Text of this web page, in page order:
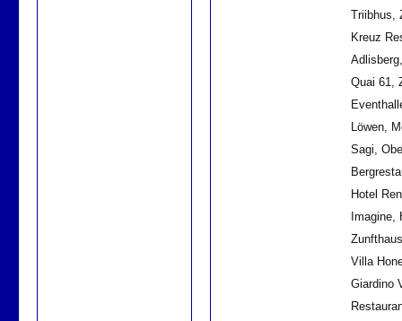
Triibhus,
Kreuz
Quai 61,
Löwen,
Sagi,
Hotel
Imagine,
Villa
Giardino